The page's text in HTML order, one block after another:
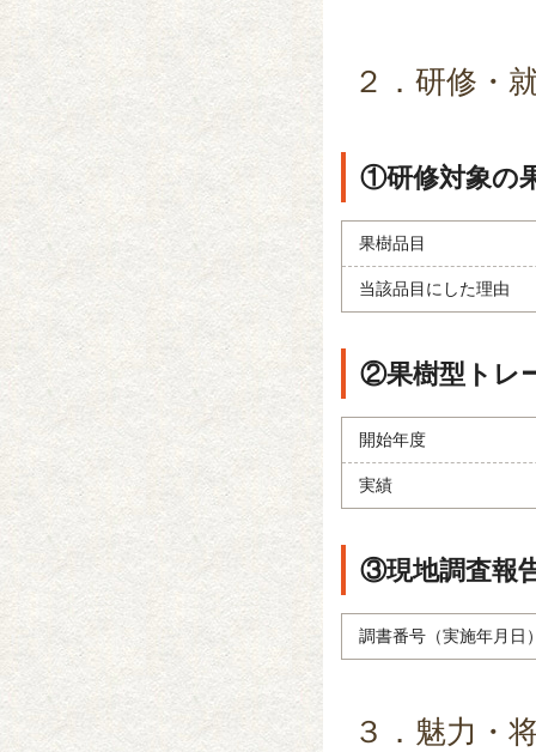
２．研修・
①研修対象の
果樹品目
当該品目にした理由
②果樹型トレ
開始年度
実績
③現地調査報
調書番号（実施年月日
３．魅力・